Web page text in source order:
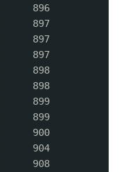
896
897
897
897
898
898
899
899
900
904
908